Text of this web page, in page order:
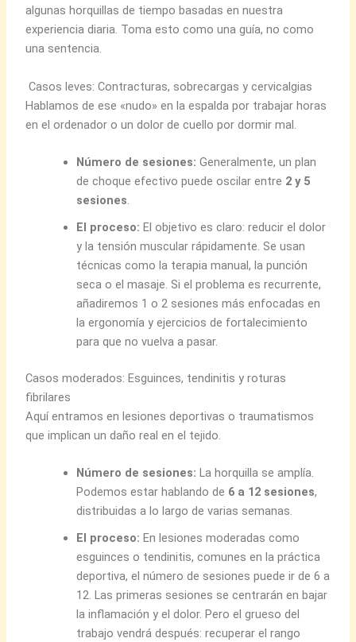
algunas horquillas de tiempo basadas en nuestra
experiencia diaria. Toma esto como una guía, no como
una sentencia.
Casos leves: Contracturas, sobrecargas y cervicalgias
Hablamos de ese «nudo» en la espalda por trabajar horas
en el ordenador o un dolor de cuello por dormir mal.
Número de sesiones: Generalmente, un plan
de choque efectivo puede oscilar entre 2 y 5
sesiones.
El proceso: El objetivo es claro: reducir el dolor
y la tensión muscular rápidamente. Se usan
técnicas como la terapia manual, la punción
seca o el masaje. Si el problema es recurrente,
añadiremos 1 o 2 sesiones más enfocadas en
la ergonomía y ejercicios de fortalecimiento
para que no vuelva a pasar.
Casos moderados: Esguinces, tendinitis y roturas
fibrilares
Aquí entramos en lesiones deportivas o traumatismos
que implican un daño real en el tejido.
Número de sesiones: La horquilla se amplía.
Podemos estar hablando de 6 a 12 sesiones,
distribuidas a lo largo de varias semanas.
El proceso: En lesiones moderadas como
esguinces o tendinitis, comunes en la práctica
deportiva, el número de sesiones puede ir de 6 a
12. Las primeras sesiones se centrarán en bajar
la inflamación y el dolor. Pero el grueso del
trabajo vendrá después: recuperar el rango